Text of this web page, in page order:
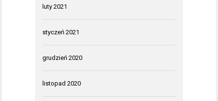
luty 2021
styczeń 2021
grudzień 2020
listopad 2020